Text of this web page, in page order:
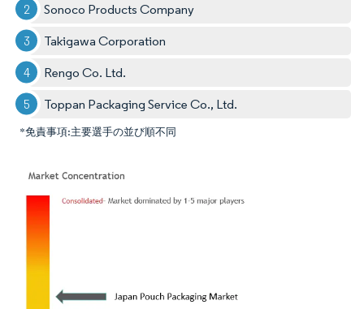
Sonoco Products Company
Takigawa Corporation
Rengo Co. Ltd.
Toppan Packaging Service Co., Ltd.
*免責事項:主要選手の並び順不同